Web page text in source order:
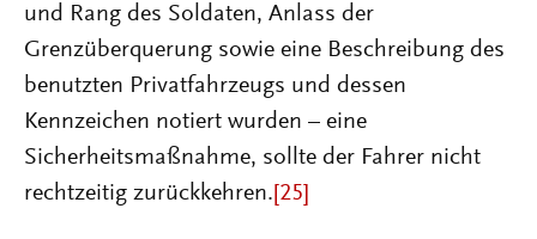
und Rang des Soldaten, Anlass der
Grenzüberquerung sowie eine Beschreibung des
benutzten Privatfahrzeugs und dessen
Kennzeichen notiert wurden – eine
Sicherheitsmaßnahme, sollte der Fahrer nicht
rechtzeitig zurückkehren. [25]